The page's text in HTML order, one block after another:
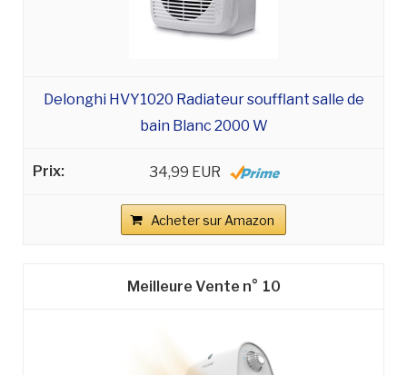
Delonghi HVY1020 Radiateur soufflant salle de
bain Blanc 2000 W
34,99 EUR
Acheter sur Amazon
10